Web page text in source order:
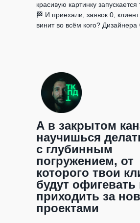
красивую картинку
🏁 И приехали, заявок 0, клиент
винит во всём кого? Дизайнера
А в закрытом
научишься
с глубинным
погружением, от
которого твои
будут офигевать
приходить за
проектами